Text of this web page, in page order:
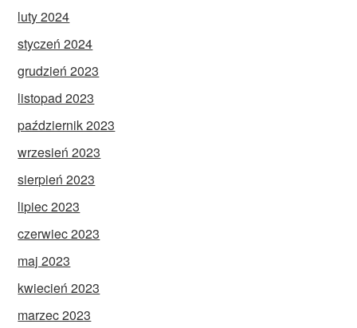
luty 2024
styczeń 2024
grudzień 2023
listopad 2023
październik 2023
wrzesień 2023
sierpień 2023
lipiec 2023
czerwiec 2023
maj 2023
kwiecień 2023
marzec 2023